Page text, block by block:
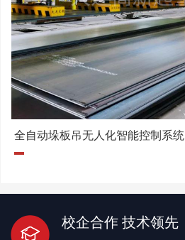
全自动垛板吊无人化智能控制系统
校企合作 技术领先